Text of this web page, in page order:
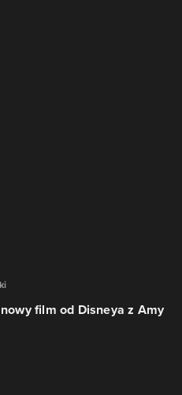
film od Disneya z Amy